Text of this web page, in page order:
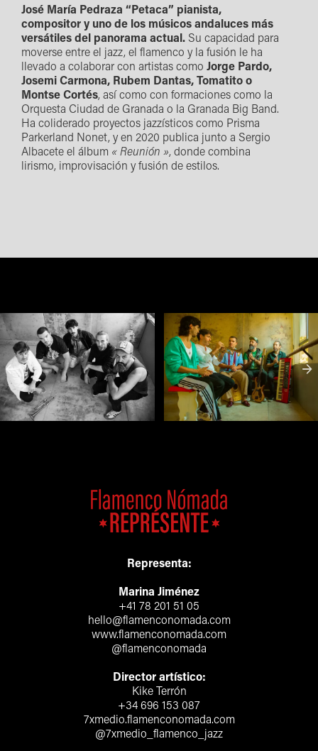
José María Pedraza “Petaca” pianista,
compositor y uno de los músicos andaluces más
versátiles del panorama actual. Su capacidad para
moverse entre el jazz, el flamenco y la fusión le ha
llevado a colaborar con artistas como Jorge Pardo,
Josemi Carmona, Rubem Dantas, Tomatito o
Montse Cortés, así como con formaciones como la
Orquesta Ciudad de Granada o la Granada Big Band.
Ha coliderado proyectos jazzísticos como Prisma
Parkerland Nonet, y en 2020 publica junto a Sergio
Albacete el álbum « Reunión », donde combina
lirismo, improvisación y fusión de estilos.
Representa:
Marina Jiménez
+41 78 201 51 05
hello@flamenconomada.com
www.flamenconomada.com